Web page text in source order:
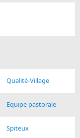
Qualité-Village
Equipe pastorale
Spiteux